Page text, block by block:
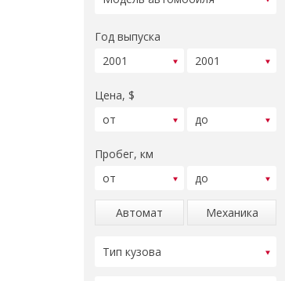
Год выпуска
Цена, $
Пробег, км
Автомат Механика